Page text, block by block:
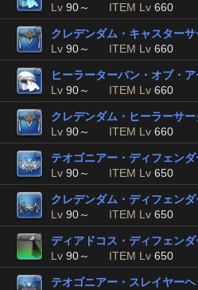
Lv 90～ ITEM Lv 660
クレデンダム・キャスター
Lv 90～ ITEM Lv 660
ヒーラーターバン・オブ・
Lv 90～ ITEM Lv 660
クレデンダム・ヒーラーサ
Lv 90～ ITEM Lv 660
テオゴニアー・ディフェン
Lv 90～ ITEM Lv 650
クレデンダム・ディフェン
Lv 90～ ITEM Lv 650
ディアドコス・ディフェン
Lv 90～ ITEM Lv 650
テオゴニアー・スレイヤー